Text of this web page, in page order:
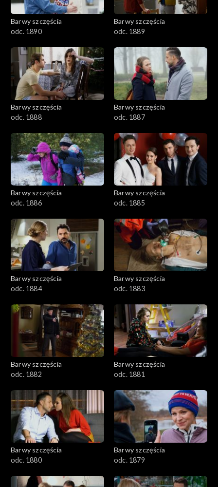
1301–1400
1101–1200
1001–1100
901–1000
801–900
782–800
Barwy szczęścia
odc. 1890
Barwy szczęścia
odc. 1889
Barwy szczęścia
odc. 1888
Barwy szczęścia
odc. 1887
Barwy szczęścia
odc. 1886
Barwy szczęścia
odc. 1885
Barwy szczęścia
odc. 1884
Barwy szczęścia
odc. 1883
Barwy szczęścia
odc. 1882
Barwy szczęścia
odc. 1881
Barwy szczęścia
odc. 1880
Barwy szczęścia
odc. 1879